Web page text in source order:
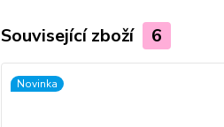
Související zboží 6
Novinka